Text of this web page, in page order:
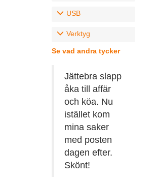
USB
Verktyg
Se vad andra tycker
Jättebra slapp
åka till affär
och köa. Nu
istället kom
mina saker
med posten
dagen efter.
Skönt!